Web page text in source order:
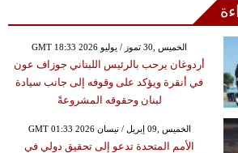
GMT 18:33 2026 الخميس ,30 تموز / يوليو
أردوغان يرحب بالرئيس اللبناني جوزاف عون
في أنقرة ويؤكد على وقوفه إلى جانب سيادة
لبنان وحقوقه المشروعةً
GMT 01:33 2026 الخميس ,09 إبريل / نيسان
الأمم المتحدة تدعو إلى تحقيق دولي في